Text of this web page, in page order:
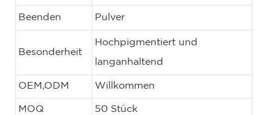
Beenden Pulver
Besonderheit
Hochpigmentiert und
langanhaltend
OEM,ODM Willkommen
MOQ 50 Stück